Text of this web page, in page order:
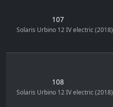
107
Solaris Urbino 12 IV electric (2018)
108
Solaris Urbino 12 IV electric (2018)